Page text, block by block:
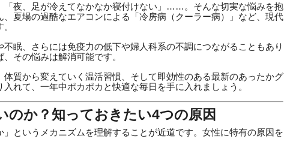
「夜、足が冷えてなかなか寝付けない」……。そんな切実な悩みを抱
夏場の過酷なエアコンによる「冷房病（クーラー病）」など、現代
眠、さらには免疫力の低下や婦人科系の不調につながることもあり
その悩みは解消可能です。
質から変えていく温活習慣、そして即効性のある最新のあったかグ
れて、一年中ポカポカと快適な毎日を手に入れましょう。
のか？知っておきたい4つの原因
というメカニズムを理解することが近道です。女性に特有の原因を